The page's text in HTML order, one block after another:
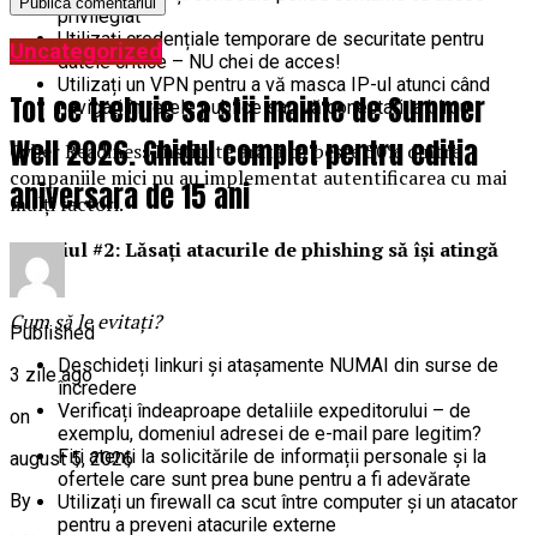
privilegiat
Utilizați credențiale temporare de securitate pentru
datele critice – NU chei de acces!
Utilizați un VPN pentru a vă masca IP-ul atunci când
navigați în rețele publice sau vă conectați la birou
Cyber Readiness Institute arată că peste 50% dintre
companiile mici nu au implementat autentificarea cu mai
mulți factori.
Obiceiul #2: Lăsați atacurile de phishing să își atingă
ținta
Cum să le evitați?
Deschideți linkuri și atașamente NUMAI din surse de
încredere
Verificați îndeaproape detaliile expeditorului – de
exemplu, domeniul adresei de e-mail pare legitim?
Fiți atenți la solicitările de informații personale și la
ofertele care sunt prea bune pentru a fi adevărate
Utilizați un firewall ca scut între computer și un atacator
pentru a preveni atacurile externe
Uncategorized
Tot ce trebuie sa stii inainte de Summer
Well 2026. Ghidul complet pentru editia
aniversara de 15 ani
Published
3 zile ago
on
august 5, 2026
By